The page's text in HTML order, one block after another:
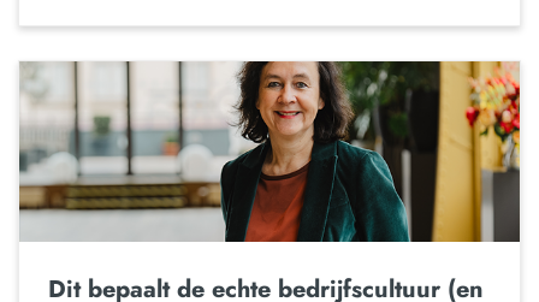
Dit bepaalt de echte bedrijfscultuur (en